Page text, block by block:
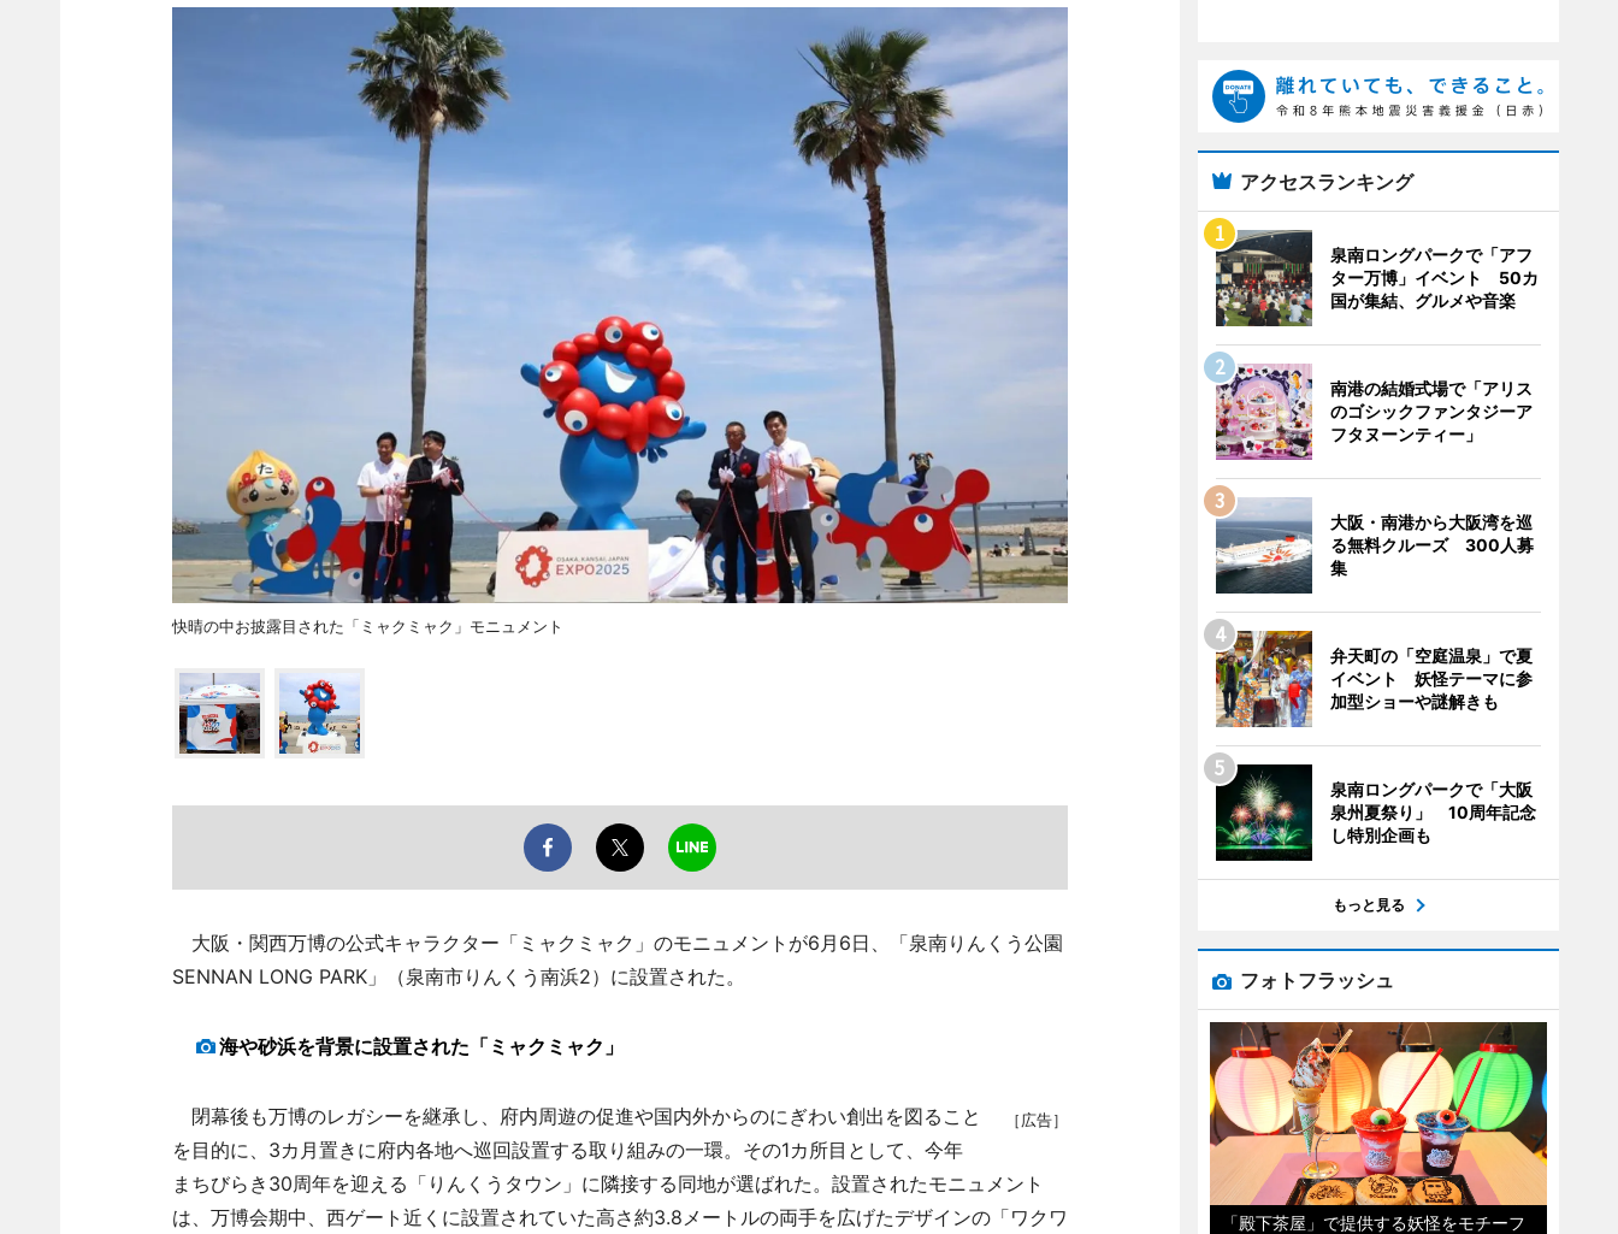
快晴の中お披露目された「ミャクミャク」モニュメント
大阪・関西万博の公式キャラクター「ミャクミャク」のモニュメントが6月6日、「泉南りんくう公園
SENNAN LONG PARK」（泉南市りんくう南浜2）に設置された。
海や砂浜を背景に設置された「ミャクミャク」
［広告］
閉幕後も万博のレガシーを継承し、府内周遊の促進や国内外からのにぎわい創出を図ること
を目的に、3カ月置きに府内各地へ巡回設置する取り組みの一環。その1カ所目として、今年
まちびらき30周年を迎える「りんくうタウン」に隣接する同地が選ばれた。設置されたモニュメント
は、万博会期中、西ゲート近くに設置されていた高さ約3.8メートルの両手を広げたデザインの「ワクワ
アクセスランキング
泉南ロングパークで「アフ
ター万博」イベント 50カ
国が集結、グルメや音楽
南港の結婚式場で「アリス
のゴシックファンタジーア
フタヌーンティー」
大阪・南港から大阪湾を巡
る無料クルーズ 300人募
集
弁天町の「空庭温泉」で夏
イベント 妖怪テーマに参
加型ショーや謎解きも
泉南ロングパークで「大阪
泉州夏祭り」 10周年記念
し特別企画も
もっと見る
フォトフラッシュ
「殿下茶屋」で提供する妖怪をモチーフ